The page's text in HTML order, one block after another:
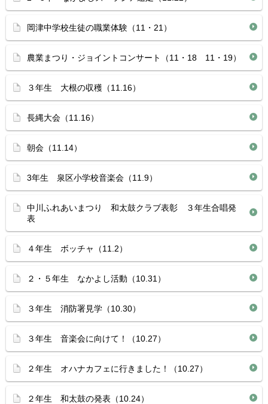
岡津中学校生徒の職業体験（11・21）
農業まつり・ジョイントコンサート（11・18 11・19）
３年生 大根の収穫（11.16）
長縄大会（11.16）
朝会（11.14）
3年生 泉区小学校音楽会（11.9）
中川ふれあいまつり 和太鼓クラブ表彰 ３年生合唱発
表
４年生 ボッチャ（11.2）
２・５年生 なかよし活動（10.31）
３年生 消防署見学（10.30）
３年生 音楽会に向けて！（10.27）
２年生 オハナカフェに行きました！（10.27）
２年生 和太鼓の発表（10.24）